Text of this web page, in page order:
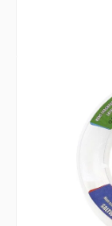
Bildergalerie